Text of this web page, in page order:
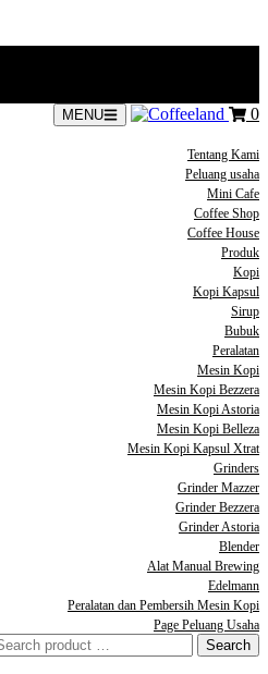
MENU 0
Tentang Kami
Peluang usaha
Mini Cafe
Coffee Shop
Coffee House
Produk
Kopi
Kopi Kapsul
Sirup
Bubuk
Peralatan
Mesin Kopi
Mesin Kopi Bezzera
Mesin Kopi Astoria
Mesin Kopi Belleza
Mesin Kopi Kapsul Xtrat
Grinders
Grinder Mazzer
Grinder Bezzera
Grinder Astoria
Blender
Alat Manual Brewing
Edelmann
Peralatan dan Pembersih Mesin Kopi
Page Peluang Usaha